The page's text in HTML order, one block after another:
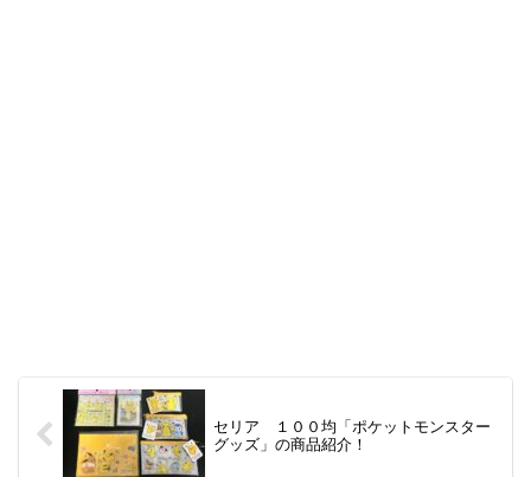
セリア １００均「ポケットモンスター
グッズ」の商品紹介！